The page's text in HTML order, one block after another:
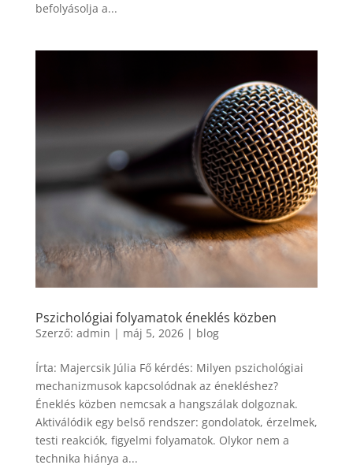
befolyásolja a...
Pszichológiai folyamatok éneklés közben
Szerző: admin | máj 5, 2026| blog
Írta: Majercsik Júlia Fő kérdés: Milyen pszichológiai
mechanizmusok kapcsolódnak az énekléshez?
Éneklés közben nemcsak a hangszálak dolgoznak.
Aktiválódik egy belső rendszer: gondolatok, érzelmek,
testi reakciók, figyelmi folyamatok. Olykor nem a
technika hiánya a...